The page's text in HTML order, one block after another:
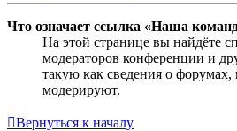
Что означает ссылка «Наша
На этой странице вы найдёте
модераторов конференции и
такую как сведения о форумах,
модерируют.
Вернуться к началу